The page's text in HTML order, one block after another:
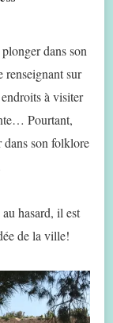
dans son
renseignant sur
à visiter
Pourtant,
dans son folklore
hasard, il est
de la ville!